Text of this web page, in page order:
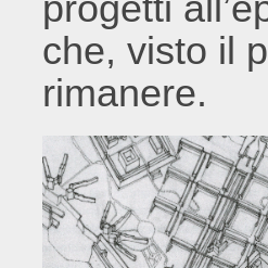
che, visto il
rimanere.